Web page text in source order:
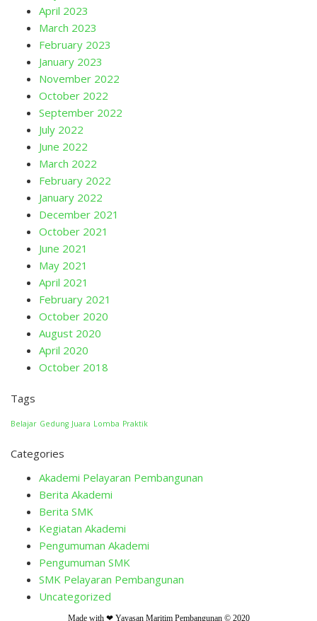
April 2023
March 2023
February 2023
January 2023
November 2022
October 2022
September 2022
July 2022
June 2022
March 2022
February 2022
January 2022
December 2021
October 2021
June 2021
May 2021
April 2021
February 2021
October 2020
August 2020
April 2020
October 2018
Tags
Belajar Gedung Juara Lomba Praktik
Categories
Akademi Pelayaran Pembangunan
Berita Akademi
Berita SMK
Kegiatan Akademi
Pengumuman Akademi
Pengumuman SMK
SMK Pelayaran Pembangunan
Uncategorized
Made with ❤ Yayasan Maritim Pembangunan © 2020